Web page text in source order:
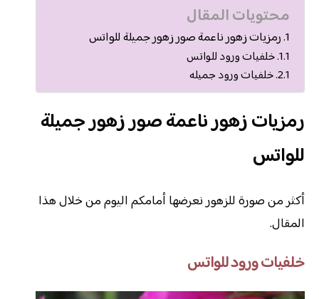
محتويات المقال
رمزيات زهور ناعمة صور زهور جميلة للواتس
خلفيات ورود للواتس
خلفيات ورود جميله
رمزيات زهور ناعمة صور زهور جميلة
للواتس
أكثر من صورة للزهور نعرضها أمامكم اليوم من خلال هذا
المقال.
خلفيات ورود للواتس